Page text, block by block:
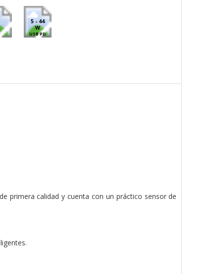
5 - 44
W
USB PD
primera calidad y cuenta con un práctico sensor de